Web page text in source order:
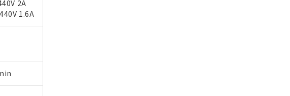
2A
1.6A
」をご確認ください。
または開示しないようお願いしま
、I-Webメンバーズにご登録され
て、当社および当社の共同利用者
範囲で利用することをご了承くだ
。
す。
深刻な影響を及ぼさない年数を意
それがある場合は、取り引きをい
キャンセル
はお客様担当のオムロン制御